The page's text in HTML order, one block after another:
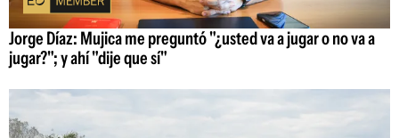
Jorge Díaz: Mujica me preguntó "¿usted va a jugar o no va a
jugar?"; y ahí "dije que sí"